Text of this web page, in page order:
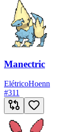
Manectric
ElétricoHoenn
#311